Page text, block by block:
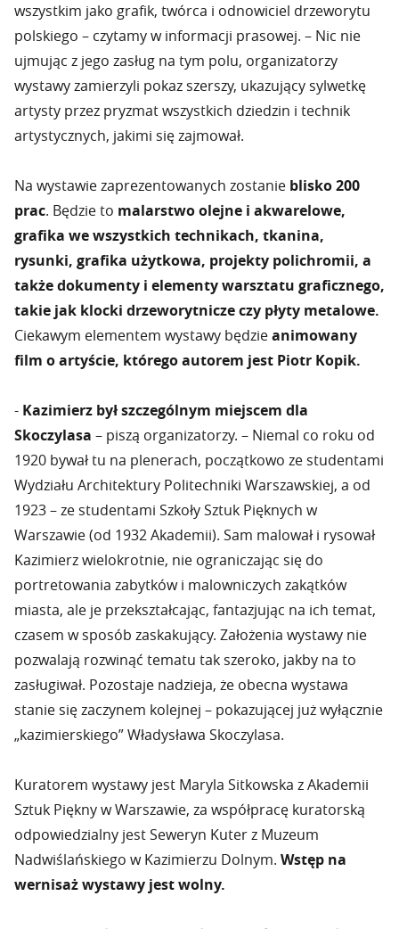
wszystkim jako grafik, twórca i odnowiciel drzeworytu
polskiego – czytamy w informacji prasowej. – Nic nie
ujmując z jego zasług na tym polu, organizatorzy
wystawy zamierzyli pokaz szerszy, ukazujący sylwetkę
artysty przez pryzmat wszystkich dziedzin i technik
artystycznych, jakimi się zajmował.
Na wystawie zaprezentowanych zostanie blisko 200
prac. Będzie to malarstwo olejne i akwarelowe,
grafika we wszystkich technikach, tkanina,
rysunki, grafika użytkowa, projekty polichromii, a
także dokumenty i elementy warsztatu graficznego,
takie jak klocki drzeworytnicze czy płyty metalowe.
Ciekawym elementem wystawy będzieanimowany
film o artyście, którego autorem jest Piotr Kopik.
- Kazimierz był szczególnym miejscem dla
Skoczylasa – piszą organizatorzy. – Niemal co roku od
1920 bywał tu na plenerach, początkowo ze studentami
Wydziału Architektury Politechniki Warszawskiej, a od
1923 – ze studentami Szkoły Sztuk Pięknych w
Warszawie (od 1932 Akademii). Sam malował i rysował
Kazimierz wielokrotnie, nie ograniczając się do
portretowania zabytków i malowniczych zakątków
miasta, ale je przekształcając, fantazjując na ich temat,
czasem w sposób zaskakujący. Założenia wystawy nie
pozwalają rozwinąć tematu tak szeroko, jakby na to
zasługiwał. Pozostaje nadzieja, że obecna wystawa
stanie się zaczynem kolejnej – pokazującej już wyłącznie
„kazimierskiego” Władysława Skoczylasa.
Kuratorem wystawy jest Maryla Sitkowska z Akademii
Sztuk Piękny w Warszawie, za współpracę kuratorską
odpowiedzialny jest Seweryn Kuter z Muzeum
Nadwiślańskiego w Kazimierzu Dolnym. Wstęp na
wernisaż wystawy jest wolny.